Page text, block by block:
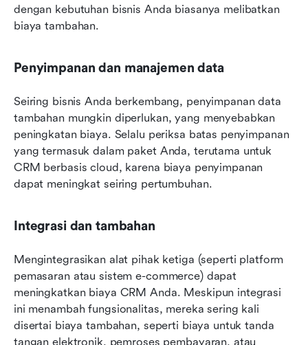
dengan kebutuhan bisnis Anda biasanya melibatkan
biaya tambahan.
Penyimpanan dan manajemen data
Seiring bisnis Anda berkembang, penyimpanan data
tambahan mungkin diperlukan, yang menyebabkan
peningkatan biaya. Selalu periksa batas penyimpanan
yang termasuk dalam paket Anda, terutama untuk
CRM berbasis cloud, karena biaya penyimpanan
dapat meningkat seiring pertumbuhan.
Integrasi dan tambahan
Mengintegrasikan alat pihak ketiga (seperti platform
pemasaran atau sistem e-commerce) dapat
meningkatkan biaya CRM Anda. Meskipun integrasi
ini menambah fungsionalitas, mereka sering kali
disertai biaya tambahan, seperti biaya untuk tanda
tangan elektronik, pemroses pembayaran, atau